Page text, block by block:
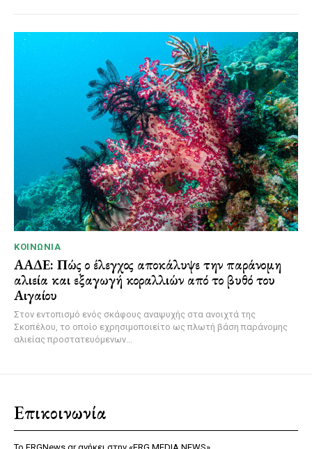
ΚΟΙΝΩΝΊΑ
ΑΑΔΕ: Πώς ο έλεγχος αποκάλυψε την παράνομη
αλιεία και εξαγωγή κοραλλιών από το βυθό του
Αιγαίου
Στον εντοπισμό ενός σκάφους αναψυχής στα ανοιχτά της
Σκοπέλου, το οποίο εχρησιμοποιείτο ως πλωτή βάση παράνομης
αλιείας προστατευόμενων...
Επικοινωνία